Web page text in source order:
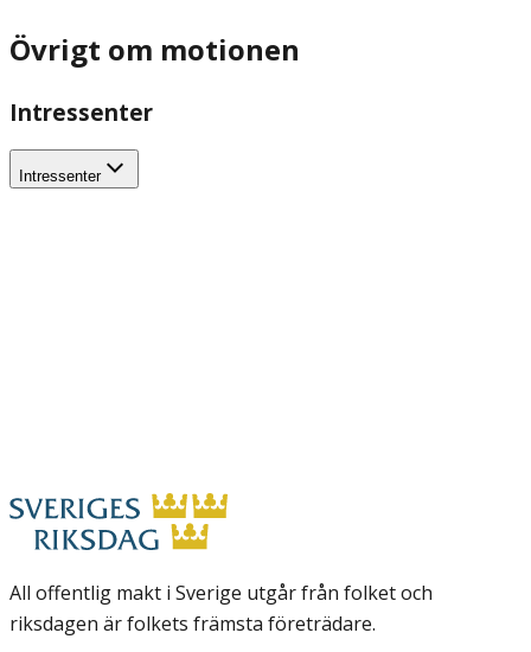
Övrigt om motionen
Intressenter
Intressenter
All offentlig makt i Sverige utgår från folket och
riksdagen är folkets främsta företrädare.